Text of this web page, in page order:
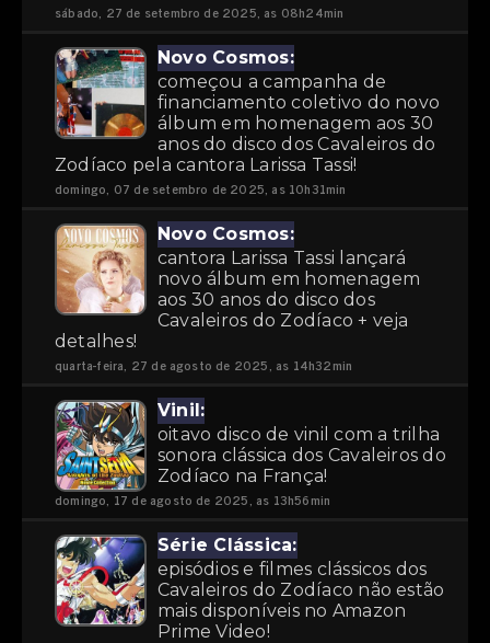
sábado, 27 de setembro de 2025, as 08h24min
Novo Cosmos:
começou a campanha de
financiamento coletivo do novo
álbum em homenagem aos 30
anos do disco dos Cavaleiros do
Zodíaco pela cantora Larissa Tassi!
domingo, 07 de setembro de 2025, as 10h31min
Novo Cosmos:
cantora Larissa Tassi lançará
novo álbum em homenagem
aos 30 anos do disco dos
Cavaleiros do Zodíaco + veja
detalhes!
quarta-feira, 27 de agosto de 2025, as 14h32min
Vinil:
oitavo disco de vinil com a trilha
sonora clássica dos Cavaleiros do
Zodíaco na França!
domingo, 17 de agosto de 2025, as 13h56min
Série Clássica:
episódios e filmes clássicos dos
Cavaleiros do Zodíaco não estão
mais disponíveis no Amazon
Prime Video!